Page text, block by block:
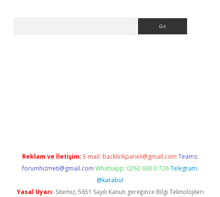
Reklam ve İletişim: E-mail: backlinkpaneli@gmail.com Teams:
forumhizmeti@gmail.com Whatsapp: 0262 606 0 726 Telegram:
@karabul
Yasal Uyarı: Sitemiz, 5651 Sayılı Kanun gereğince Bilgi Teknolojileri